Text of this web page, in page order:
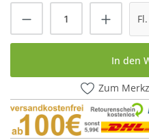
Produkt Anzahl: Fl.
In den
Zum